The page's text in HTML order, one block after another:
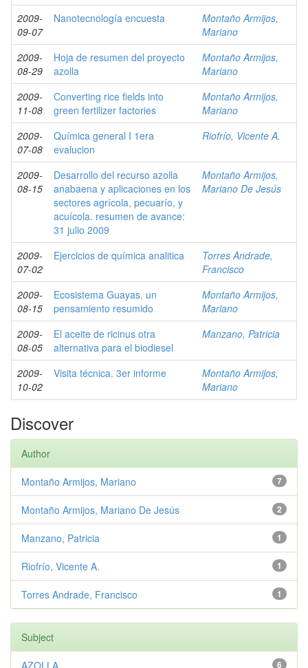
2009-
09-07
Nanotecnología encuesta
Montaño Armijos,
Mariano
2009-
08-29
Hoja de resumen del proyecto
azolla
Montaño Armijos,
Mariano
2009-
11-08
Converting rice fields into
green fertilizer factories
Montaño Armijos,
Mariano
2009-
07-08
Química general I 1era
evalucion
Riofrío, Vicente A.
2009-
08-15
Desarrollo del recurso azolla
anabaena y aplicaciones en los
sectores agrícola, pecuarío, y
acuícola. resumen de avance:
31 julio 2009
Montaño Armijos,
Mariano De Jesús
2009-
07-02
Ejercicios de química analitica
Torres Andrade,
Francisco
2009-
08-15
Ecosistema Guayas. un
pensamiento resumido
Montaño Armijos,
Mariano
2009-
08-05
El aceite de ricinus otra
alternativa para el biodiesel
Manzano, Patricia
2009-
10-02
Visita técnica. 3er informe
Montaño Armijos,
Mariano
Discover
Author
7
Montaño Armijos, Mariano
2
Montaño Armijos, Mariano De Jesús
1
Manzano, Patricia
1
Riofrío, Vicente A.
1
Torres Andrade, Francisco
Subject
6
AZOLLA